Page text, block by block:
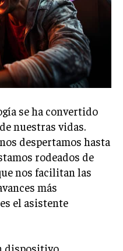
se ha convertido
nuestras vidas.
despertamos hasta
rodeados de
nos facilitan las
más
el asistente
dispositivo